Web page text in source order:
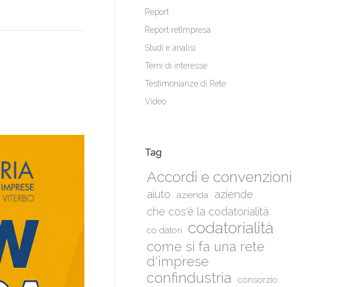
Report
Report retImpresa
Studi e analisi
Temi di interesse
Testimonianze di Rete
Video
Tag
Accordi e convenzioni
aiuto azienda
aziende
che cos'è la codatorialità
co datori codatorialità
come si fa una rete
d'imprese
confindustria consorzio